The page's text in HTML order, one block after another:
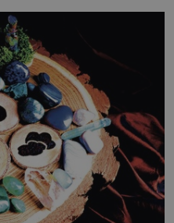
brněnského řezníka